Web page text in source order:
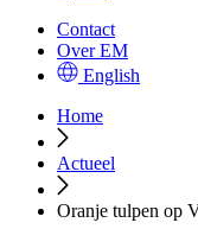
Contact
Over EM
English
Home
Actueel
Oranje tulpen op